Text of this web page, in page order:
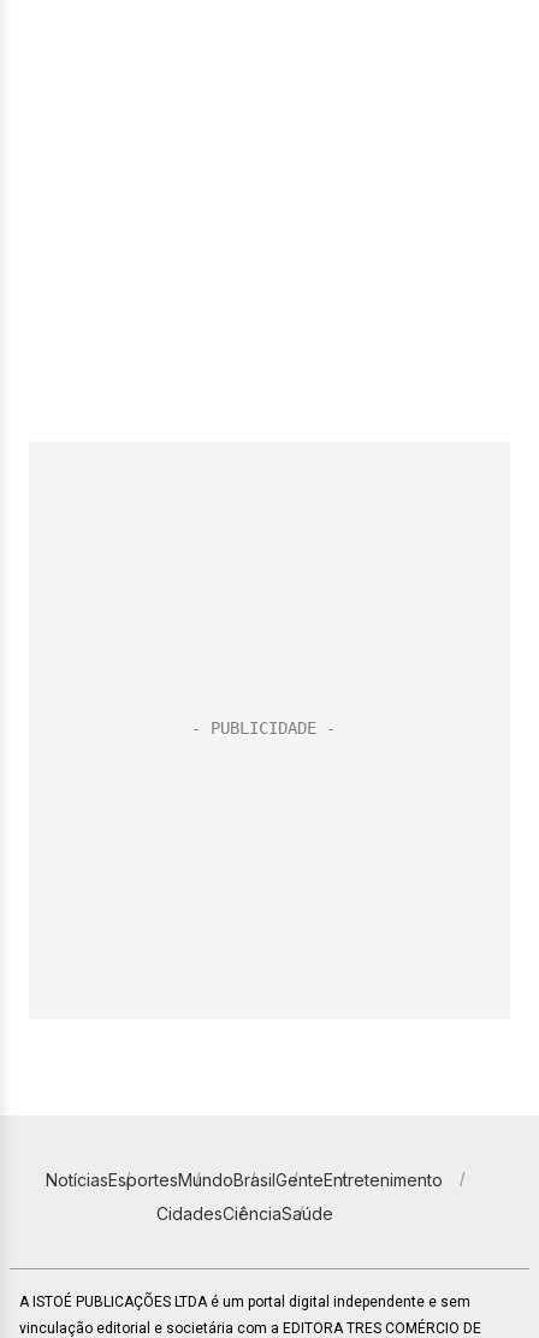
NotíciasEsportesMundoBrasilGenteEntretenimento
CidadesCiênciaSaúde
A ISTOÉ PUBLICAÇÕES LTDA é um portal digital independente e sem
vinculação editorial e societária com a EDITORA TRES COMÉRCIO DE